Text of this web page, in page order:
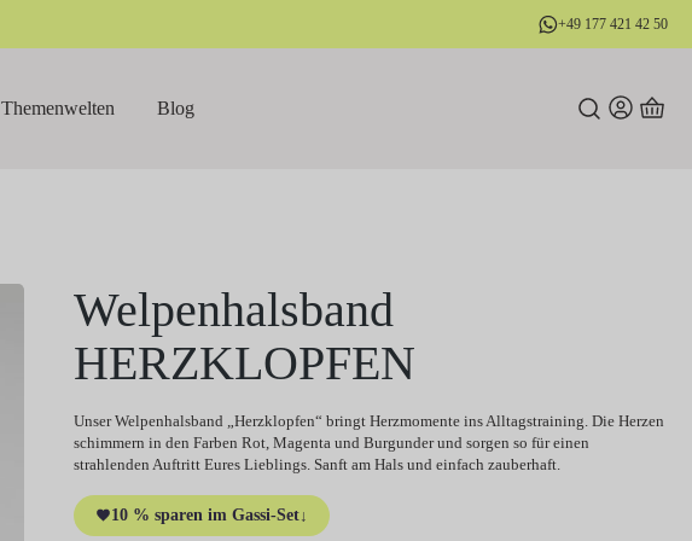
+49 177 421 42 50
Themenwelten Blog
Welpenhalsband
HERZKLOPFEN
Unser Welpenhalsband „Herzklopfen“ bringt Herzmomente ins Alltagstraining. Die Herzen
schimmern in den Farben Rot, Magenta und Burgunder und sorgen so für einen
strahlenden Auftritt Eures Lieblings. Sanft am Hals und einfach zauberhaft.
10 % sparen im Gassi-Set↓